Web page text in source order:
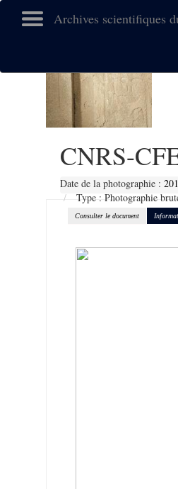
Archives scientifiques
CNRS-
Date de la photographie :
Type : Photographie
Consulter le document